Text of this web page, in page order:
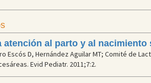
atención al parto y al
Escós D, Hernández Aguilar MT; Comité de
Evid Pediatr. 2011;7:2.